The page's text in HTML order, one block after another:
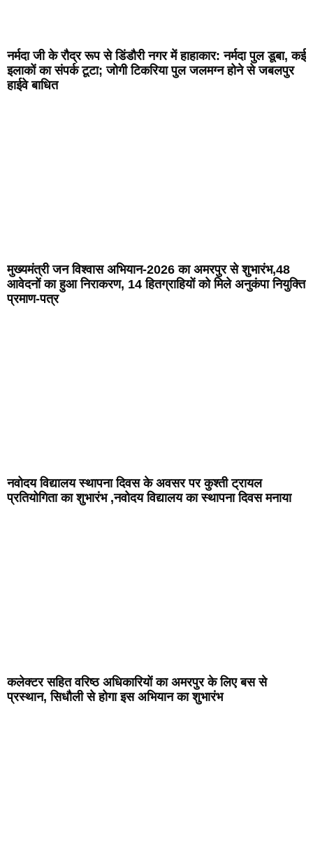
नर्मदा जी के रौद्र रूप से डिंडौरी नगर में हाहाकार: नर्मदा पुल डूबा, कई
इलाकों का संपर्क टूटा; जोगी टिकरिया पुल जलमग्न होने से जबलपुर
हाईवे बाधित
मुख्यमंत्री जन विश्वास अभियान-2026 का अमरपुर से शुभारंभ,48
आवेदनों का हुआ निराकरण, 14 हितग्राहियों को मिले अनुकंपा नियुक्ति
प्रमाण-पत्र
नवोदय विद्यालय स्थापना दिवस के अवसर पर कुश्ती ट्रायल
प्रतियोगिता का शुभारंभ ,नवोदय विद्यालय का स्थापना दिवस मनाया
कलेक्टर सहित वरिष्ठ अधिकारियों का अमरपुर के लिए बस से
प्रस्थान, सिधौली से होगा इस अभियान का शुभारंभ